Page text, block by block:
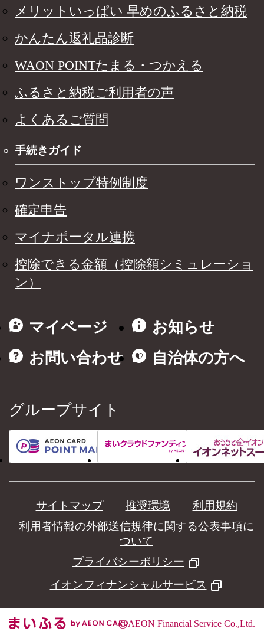
メリットいっぱい 早めのふるさと納税
かんたん返礼品診断
WAON POINTたまる・つかえる
ふるさと納税ご利用者の声
よくあるご質問
手続きガイド
ワンストップ特例制度
確定申告
マイナポータル連携
控除できる金額（控除額シミュレーショ
ン）
マイページ
お知らせ
お問い合わせ
自治体の方へ
グループサイト
サイトマップ 推奨環境
利用規約
利用者情報の外部送信規律に関する公表事項に
ついて
プライバシーポリシー
イオンフィナンシャルサービス
©AEON Financial Service Co.,Ltd.